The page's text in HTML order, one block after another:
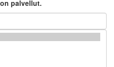
palvellut.